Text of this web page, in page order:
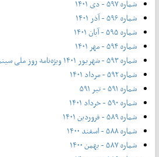
شماره ۵۹۷ - دی ۱۴۰۱
شماره ۵۹۶ - آذر ۱۴۰۱
شماره ۵۹۵ - آبان ۱۴۰۱
شماره ۵۹۴ - مهر ۱۴۰۱
شماره ۵۹۳ - شهریور ۱۴۰۱ ویژه‌نامه روز ملی سینما
شماره ۵۹۲ - مرداد ۱۴۰۱
شماره ۵۹۱ - تیر ۵۹۱
شماره ۵۹۰ - خرداد ۱۴۰۱
شماره ۵۸۹ - فروردین ۱۴۰۱
شماره ۵۸۸ - اسفند ۱۴۰۰
شماره ۵۸۷ - بهمن ۱۴۰۰